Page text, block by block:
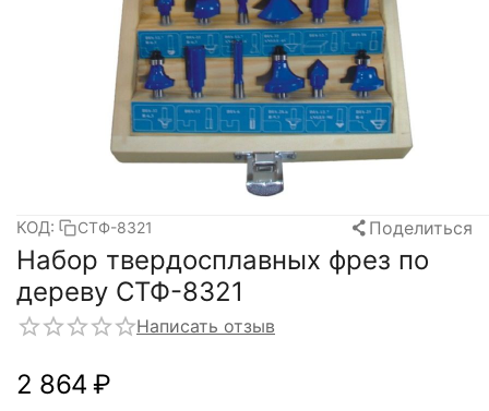
КОД: СТФ-8321 Поделиться
Набор твердосплавных фрез по
дереву СТФ-8321
Написать отзыв
2 864 ₽